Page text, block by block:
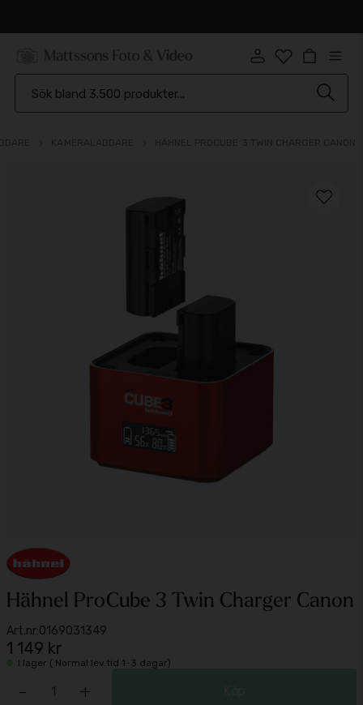
Hähnel ProCube 3 Twin Charger Canon
Art.nr:0169031349
1 149 kr
I lager ( Normal lev.tid 1-3 dagar)
- +